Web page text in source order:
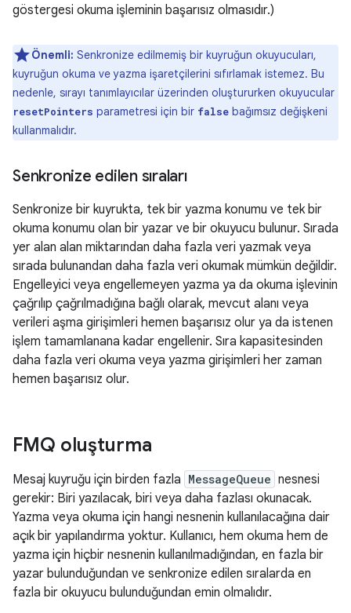
göstergesi okuma işleminin başarısız olmasıdır.)
Önemli: Senkronize edilmemiş bir kuyruğun okuyucuları,
kuyruğun okuma ve yazma işaretçilerini sıfırlamak istemez. Bu
nedenle, sırayı tanımlayıcılar üzerinden oluştururken okuyucular
resetPointers parametresi için bir false bağımsız değişkeni
kullanmalıdır.
Senkronize edilen sıraları
Senkronize bir kuyrukta, tek bir yazma konumu ve tek bir
okuma konumu olan bir yazar ve bir okuyucu bulunur. Sırada
yer alan alan miktarından daha fazla veri yazmak veya
sırada bulunandan daha fazla veri okumak mümkün değildir.
Engelleyici veya engellemeyen yazma ya da okuma işlevinin
çağrılıp çağrılmadığına bağlı olarak, mevcut alanı veya
verileri aşma girişimleri hemen başarısız olur ya da istenen
işlem tamamlanana kadar engellenir. Sıra kapasitesinden
daha fazla veri okuma veya yazma girişimleri her zaman
hemen başarısız olur.
FMQ oluşturma
Mesaj kuyruğu için birden fazla MessageQueue nesnesi
gerekir: Biri yazılacak, biri veya daha fazlası okunacak.
Yazma veya okuma için hangi nesnenin kullanılacağına dair
açık bir yapılandırma yoktur. Kullanıcı, hem okuma hem de
yazma için hiçbir nesnenin kullanılmadığından, en fazla bir
yazar bulunduğundan ve senkronize edilen sıralarda en
fazla bir okuyucu bulunduğundan emin olmalıdır.